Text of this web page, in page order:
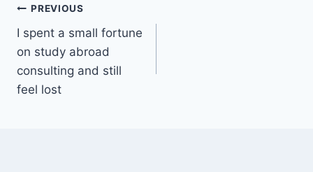
Post
navigation
PREVIOUS
I spent a small fortune
on study abroad
consulting and still
feel lost